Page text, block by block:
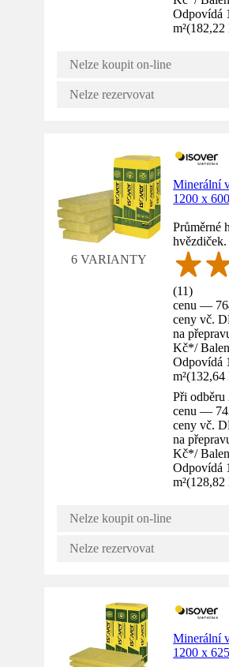
Odpovídá
m²(182,22
Nelze koupit on-line
Nelze rezervovat
6 VARIANTY
Minerální
1200 x
Průměrné
(11)
cenu —
ceny vč.
na
Kč*/
Odpovídá
m²(132,64
Při odběru
cenu —
ceny vč.
na
Kč*/
Odpovídá
m²(128,82
Nelze koupit on-line
Nelze rezervovat
Minerální
1200 x